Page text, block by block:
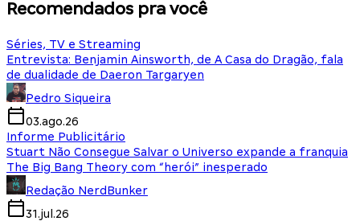
Recomendados pra você
Séries, TV e Streaming
Entrevista: Benjamin Ainsworth, de A Casa do Dragão, fala
de dualidade de Daeron Targaryen
Pedro Siqueira
03.ago.26
Informe Publicitário
Stuart Não Consegue Salvar o Universo expande a franquia
The Big Bang Theory com “herói” inesperado
Redação NerdBunker
31.jul.26